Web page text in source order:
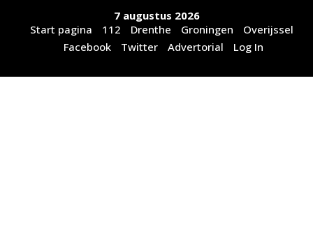
7 augustus 2026
Start pagina
112 Drenthe Groningen
Overijssel
Facebook
Twitter Advertorial Log In